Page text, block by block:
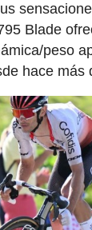
Blade
peso
hace más